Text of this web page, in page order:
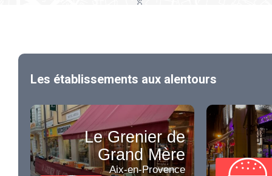
Les établissements aux alentours
Le Grenier de
Grand Mère
Aix-en-Provence